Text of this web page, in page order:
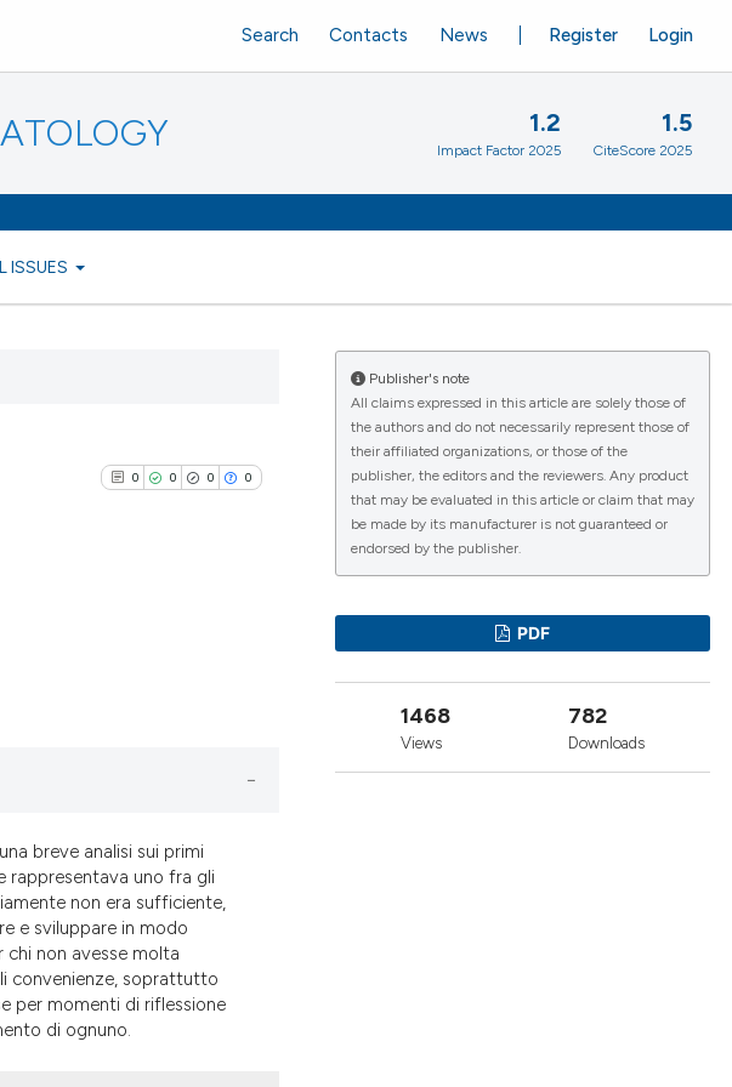
ISSUES
Register Login
Search Contacts News
1.2
Impact Factor 2025
1.5
CiteScore 2025
0 0 0 0
See how this article has been
cited atscite.ai
Scite shows how a scientific paper
has been cited by providing the
context of the citation, a
classification describing whether
breve analisi sui primi
rappresentava uno fra gli
non era sufficiente,
e sviluppare in modo
non avesse molta
convenienze, soprattutto
per momenti di riflessione
di ognuno.
Publisher's note
All claims expressed in this article are solely those of
the authors and do not necessarily represent those of
their affiliated organizations, or those of the
publisher, the editors and the reviewers. Any product
that may be evaluated in this article or claim that may
be made by its manufacturer is not guaranteed or
endorsed by the publisher.
PDF
1468
Views
782
Downloads